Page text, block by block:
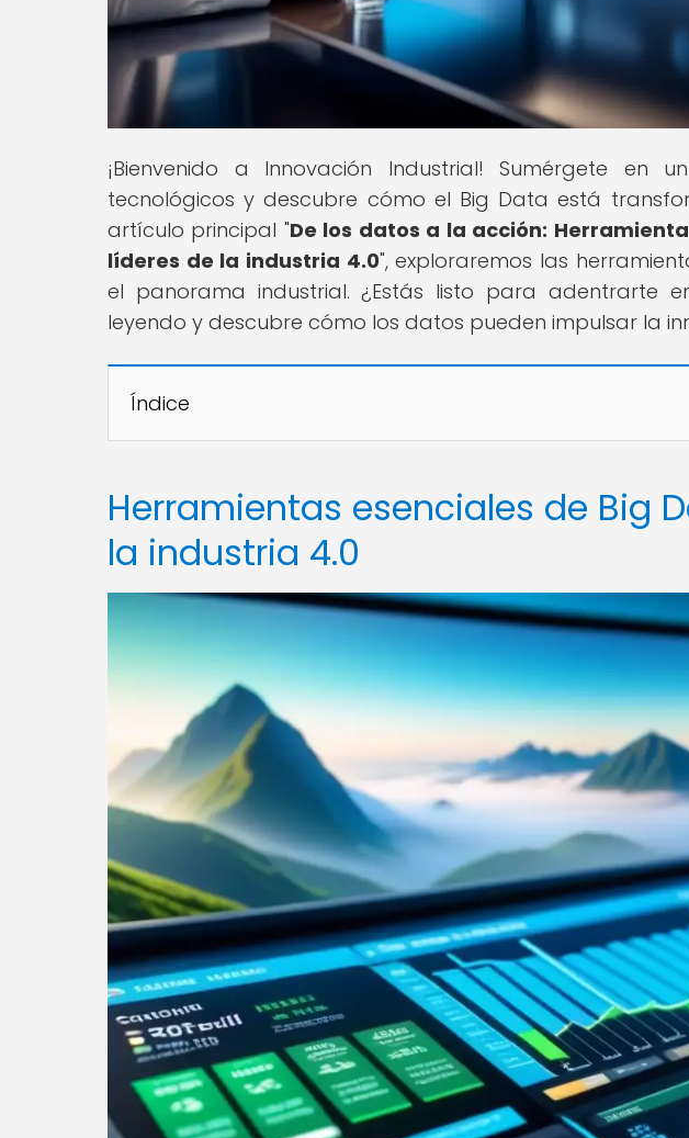
¡Bienvenido a Innovación Industrial! Sumérgete en
tecnológicos y descubre cómo el Big Data está
artículo principal "De los datos a la acción:
líderes de la industria 4.0", exploraremos las
el panorama industrial. ¿Estás listo para adentrarte
leyendo y descubre cómo los datos pueden impulsar la
Índice
Herramientas esenciales de Big
la industria 4.0